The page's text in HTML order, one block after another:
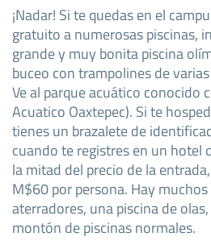
¡Nadar! Si te quedas en el
gratuito a numerosas piscinas,
grande y muy bonita piscina
buceo con trampolines de
Ve al parque acuático conocido
Acuatico Oaxtepec). Si te
tienes un brazalete de
cuando te registres en un hotel
la mitad del precio de la
M$60 por persona. Hay
aterradores, una piscina de
montón de piscinas normales.